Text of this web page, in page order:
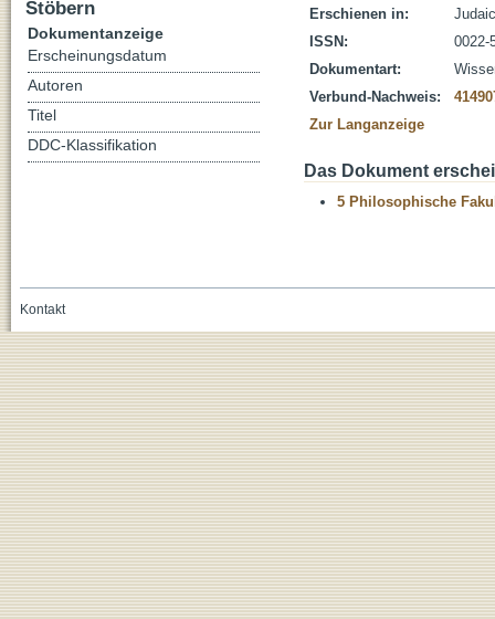
Erschienen in:
ISSN:
0022-
Dokumentart:
Verbund-Nachweis:
Zur Langanzeige
Das Dokument
5 Philosophische
Stöbern
Dokumentanzeige
Erscheinungsdatum
Autoren
Titel
DDC-Klassifikation
Kontakt